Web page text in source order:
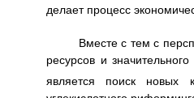
делает процесс
Вместе с тем с
ресурсов и
является поиск новых